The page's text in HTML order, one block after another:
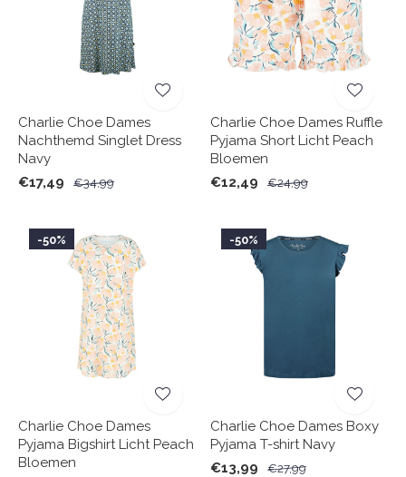
Charlie Choe Dames
Nachthemd Singlet Dress
Navy
€17,49
€34,99
Charlie Choe Dames Ruffle
Pyjama Short Licht Peach
Bloemen
€12,49
€24,99
-50%
Charlie Choe Dames
Pyjama Bigshirt Licht Peach
Bloemen
-50%
Charlie Choe Dames Boxy
Pyjama T-shirt Navy
€13,99
€27,99